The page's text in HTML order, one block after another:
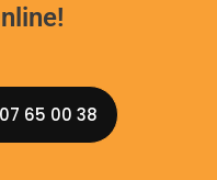
65 00 38